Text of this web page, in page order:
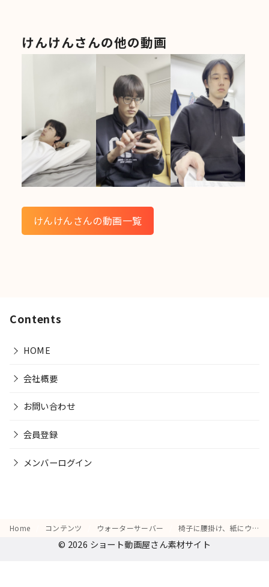
けんけんさんの他の動画
けんけんさんの動画一覧
Contents
HOME
会社概要
お問い合わせ
会員登録
メンバーログイン
Home コンテンツ ウォーターサーバー 椅子に腰掛け、紙にウォーターサーバーのメリットを書き出している様子
© 2026 ショート動画屋さん素材サイト